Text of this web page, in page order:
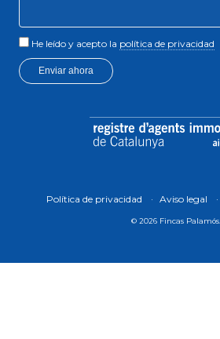
He leído y acepto la política de privacidad
Enviar ahora
Política de privacidad Aviso legal
© 2026 Fincas Palamós.